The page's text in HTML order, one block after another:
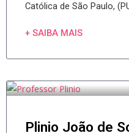
Católica de São Paulo,
+ SAIBA MAIS
Plinio João de